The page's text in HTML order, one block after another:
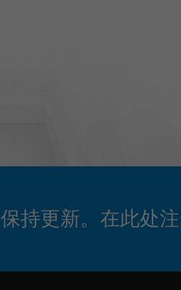
保持更新。在此处